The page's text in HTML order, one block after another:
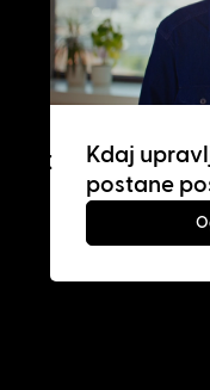
Kdaj
postane